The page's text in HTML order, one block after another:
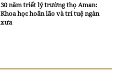
30 năm triết lý trường thọ Aman:
Khoa học hoãn lão và trí tuệ ngàn
xưa